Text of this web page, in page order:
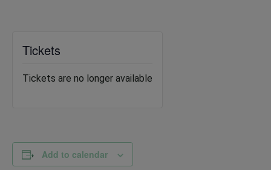
Tickets
Tickets are no longer available
Add to calendar